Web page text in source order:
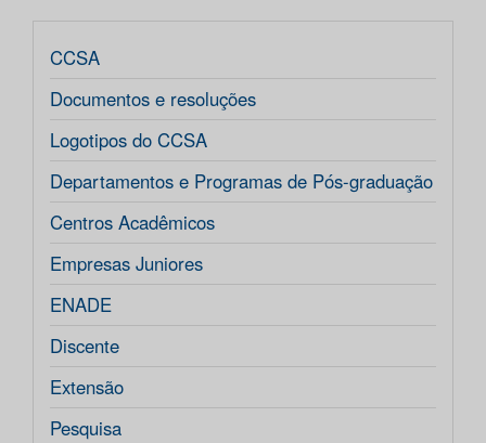
CCSA
Documentos e resoluções
Logotipos do CCSA
Departamentos e Programas de Pós-graduação
Centros Acadêmicos
Empresas Juniores
ENADE
Discente
Extensão
Pesquisa